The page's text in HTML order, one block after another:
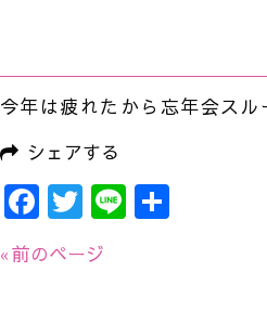
今年は疲れたから忘年会ス
シェアする
Facebook
Twitter
Line
« 前のページ